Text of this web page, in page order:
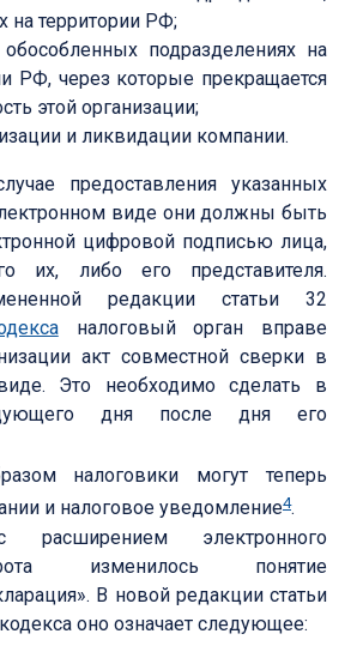
на территории РФ;
подразделениях на
РФ, через которые прекращается
этой организации;
и ликвидации компании.
предоставления указанных
виде они должны быть
цифровой подписью лица,
их, либо его представителя.
редакции статьи 32
налоговый орган вправе
акт совместной сверки в
Это необходимо сделать в
дня после дня его
налоговики могут теперь
и налоговое уведомление4.
электронного
изменилось понятие
В новой редакции статьи
оно означает следующее: